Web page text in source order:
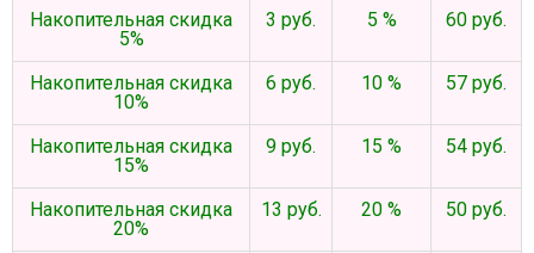
Накопительная скидка
5%
3 руб. 5 % 60 руб.
Накопительная скидка
10%
6 руб. 10 % 57 руб.
Накопительная скидка
15%
9 руб. 15 % 54 руб.
Накопительная скидка
20%
13 руб. 20 % 50 руб.